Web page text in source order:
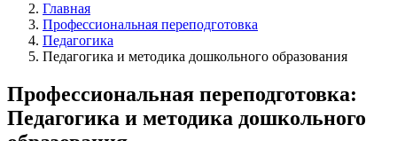
Главная
Профессиональная переподготовка
Педагогика
Педагогика и методика дошкольного образования
Профессиональная переподготовка:
Педагогика и методика дошкольного